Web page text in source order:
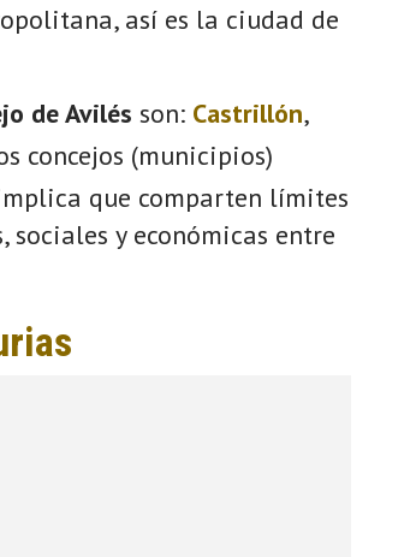
así es la ciudad de
de Avilés son: Castrillón,
concejos (municipios)
que comparten límites
y económicas entre